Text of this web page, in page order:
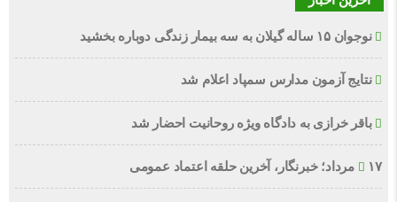
نوجوان ۱۵ ساله گیلان به سه بیمار زندگی دوباره بخشید
نتایج آزمون مدارس سمپاد اعلام شد
باقر خرازی به دادگاه ویژه روحانیت احضار شد
۱۷ مرداد؛ خبرنگار، آخرین حلقه اعتماد عمومی